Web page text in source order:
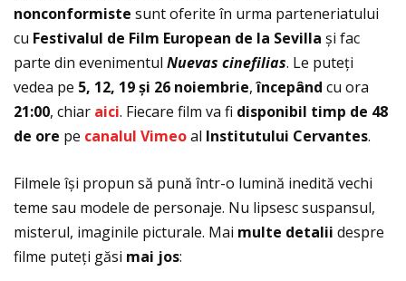
nonconformiste sunt oferite în urma parteneriatului
cu Festivalul de Film European de la Sevilla și fac
parte din evenimentul Nuevas cinefilias. Le puteţi
vedea pe 5, 12, 19 și 26 noiembrie,începând cu ora
21:00, chiar aici. Fiecare film va fi disponibil timp de 48
de ore pe canalul Vimeoal Institutului Cervantes.
Filmele își propun să pună într-o lumină inedită vechi
teme sau modele de personaje. Nu lipsesc suspansul,
misterul, imaginile picturale. Mai multe detalii despre
filme puteţi găsi mai jos: